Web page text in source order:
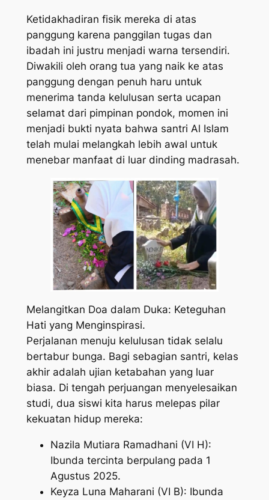
​Ketidakhadiran fisik mereka di atas
panggung karena panggilan tugas dan
ibadah ini justru menjadi warna tersendiri.
Diwakili oleh orang tua yang naik ke atas
panggung dengan penuh haru untuk
menerima tanda kelulusan serta ucapan
selamat dari pimpinan pondok, momen ini
menjadi bukti nyata bahwa santri Al Islam
telah mulai melangkah lebih awal untuk
menebar manfaat di luar dinding madrasah.
Melangitkan Doa dalam Duka: Keteguhan
Hati yang Menginspirasi.
​Perjalanan menuju kelulusan tidak selalu
bertabur bunga. Bagi sebagian santri, kelas
akhir adalah ujian ketabahan yang luar
biasa. Di tengah perjuangan menyelesaikan
studi, dua siswi kita harus melepas pilar
kekuatan hidup mereka:
​Nazila Mutiara Ramadhani (VI H):
Ibunda tercinta berpulang pada 1
Agustus 2025.
​Keyza Luna Maharani (VI B): Ibunda